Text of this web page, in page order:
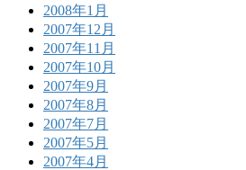
2008年1月
2007年12月
2007年11月
2007年10月
2007年9月
2007年8月
2007年7月
2007年5月
2007年4月